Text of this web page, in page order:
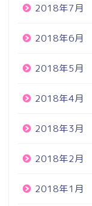
2018年7月
2018年6月
2018年5月
2018年4月
2018年3月
2018年2月
2018年1月